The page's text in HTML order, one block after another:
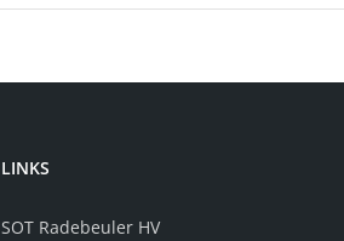
LINKS
SOT Radebeuler HV